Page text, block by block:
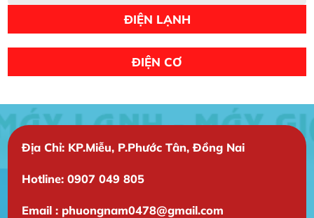
ĐIỆN LẠNH
ĐIỆN CƠ
Địa Chỉ: KP.Miễu, P.Phước Tân, Đồng Nai
Hotline: 0907 049 805
Email : phuongnam0478@gmail.com